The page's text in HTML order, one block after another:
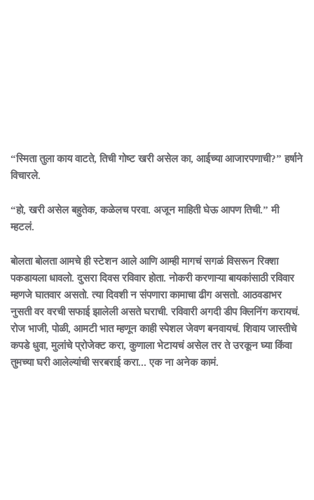
“स्मिता तुला काय वाटते, तिची गोष्ट खरी असेल का, आईच्या आजारपणाची?” हर्षाने
विचारले.
“हो, खरी असेल बहुतेक, कळेलच परवा. अजून माहिती घेऊ आपण तिची.” मी
म्हटलं.
बोलता बोलता आमचे ही स्टेशन आले आणि आम्ही मागचं सगळं विसरून रिक्शा
पकडायला धावलो. दुसरा दिवस रविवार होता. नोकरी करणाऱ्या बायकांसाठी रविवार
म्हणजे घातवार असतो. त्या दिवशी न संपणारा कामाचा ढीग असतो. आठवडाभर
नुसती वर वरची सफाई झालेली असते घराची. रविवारी अगदी डीप क्लिनिंग करायचं.
रोज भाजी, पोळी, आमटी भात म्हणून काही स्पेशल जेवण बनवायचं. शिवाय जास्तीचे
कपडे धुवा, मुलांचे प्रोजेक्ट करा, कुणाला भेटायचं असेल तर ते उरकून घ्या किंवा
तुमच्या घरी आलेल्यांची सरबराई करा... एक ना अनेक कामं.